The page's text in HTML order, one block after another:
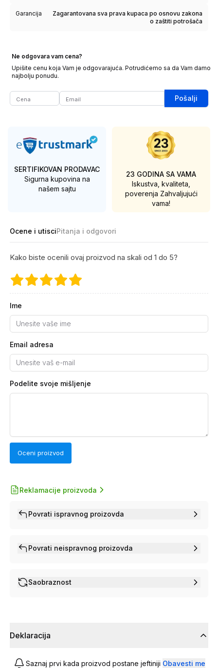
Garancija
Zagarantovana sva prava kupaca po osnovu zakona
o zaštiti potrošača
Ne odgovara vam cena?
Upišite cenu koja Vam je odgovarajuća. Potrudićemo sa da Vam damo
najbolju ponudu.
Pošalji
SERTIFIKOVAN PRODAVAC
Sigurna kupovina na
našem sajtu
23 GODINA SA VAMA
Iskustva, kvaliteta,
poverenja Zahvaljujući
vama!
Ocene i utisciPitanja i odgovori
Kako biste ocenili ovaj proizvod na skali od 1 do 5?
Ime
Email adresa
Podelite svoje mišljenje
Oceni proizvod
Reklamacije proizvoda
Povrati ispravnog proizovda
Povrati neispravnog proizovda
Saobraznost
Deklaracija
Saznaj prvi kada proizvod postane jeftiniji Obavesti me